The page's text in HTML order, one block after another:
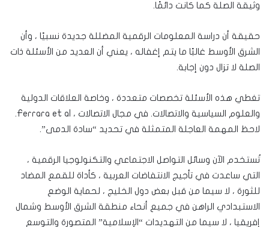
وثيقة الصلة كما كانت دائمًا.
حقيقة أن دراسة المعلومات الرقمية المضللة جديدة نسبيًا ، وأن
الشرق الأوسط غالبًا ما يتم إغفاله ، يعني أن العديد من الأسئلة ذات
الصلة لا تزال دون إجابة.
تغطي هذه الأسئلة تخصصات متعددة ، وخاصة العلاقات الدولية
والعلوم السياسية والاتصالات. في مجال الاتصالات ، Ferrara et al.
لاحظ المهمة العاجلة المتمثلة في تحديد “سادة الدمى”.
تُستخدم الآن وسائل التواصل الاجتماعي والتكنولوجيا الرقمية ،
التي ساعدت في تأجيج الانتفاضات العربية ، كأداة للقمع المضاد
للثورة ، لا سيما من قبل بعض دول الخليج ، لحماية الوضع
الاستبدادي الراهن في جميع أنحاء منطقة الشرق الأوسط وشمال
إفريقيا ، لا سيما من التهديدات “الإسلامية” المتصورة والتوسع